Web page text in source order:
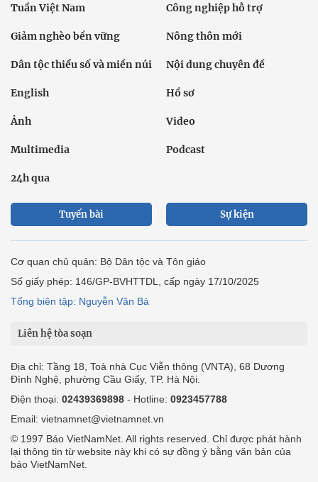
Tuần Việt Nam Công nghiệp hỗ trợ
Giảm nghèo bền vững Nông thôn mới
Dân tộc thiểu số và miền núi Nội dung chuyên đề
English Hồ sơ
Ảnh Video
Multimedia Podcast
24h qua
Tuyến bài Sự kiện
Cơ quan chủ quản: Bộ Dân tộc và Tôn giáo
Số giấy phép: 146/GP-BVHTTDL, cấp ngày 17/10/2025
Tổng biên tập: Nguyễn Văn Bá
Liên hệ tòa soạn
Địa chỉ: Tầng 18, Toà nhà Cục Viễn thông (VNTA), 68 Dương
Đình Nghệ, phường Cầu Giấy, TP. Hà Nội.
Điện thoại: 02439369898 - Hotline: 0923457788
Email: vietnamnet@vietnamnet.vn
© 1997 Báo VietNamNet. All rights reserved. Chỉ được phát hành
lại thông tin từ website này khi có sự đồng ý bằng văn bản của
báo VietNamNet.